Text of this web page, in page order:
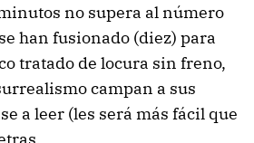
no supera al número
han fusionado (diez) para
tratado de locura sin freno,
campan a sus
a leer (les será más fácil que